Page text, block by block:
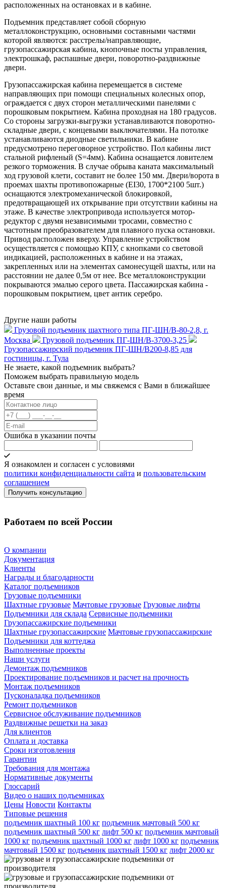
расположенных на остановках и в кабине.
Подъемник представляет собой сборную
металлоконструкцию, основными составными частями
которой являются: расстрелы/направляющие,
грузопассажирская кабина, кнопочные посты управления,
электрошкаф, распашные двери, поворотно-раздвижные
двери.
Грузопассажирская кабина перемещается в системе
направляющих при помощи специальных колесных опор,
ограждается с двух сторон металлическими панелями с
порошковым покрытием. Кабина проходная на 180 градусов.
Со стороны загрузки-выгрузки устанавливаются поворотно-
складные двери, с концевыми выключателями. На потолке
устанавливаются диодные светильники. В кабине
предусмотрено переговорное устройство. Пол кабины лист
стальной рифленый (S=4мм). Кабина оснащается ловителем
резкого торможения. В случае обрыва каната максимальный
ход грузовой клети, составит не более 150 мм. Двери/ворота в
проемах шахты противопожарные (EI30, 1700*2100 5шт.)
оснащаются электромеханической блокировкой,
предотвращающей их открывание при отсутствии кабины на
этаже. В качестве электропривода используется мотор-
редуктор с двумя независимыми тросами, совместно с
частотным преобразователем для плавного пуска остановки.
Привод расположен вверху. Управление устройством
осуществляется с помощью КПУ, с кнопками со световой
индикацией, расположенных в кабине и на этажах,
закрепленных или на элементах самонесущей шахты, или на
расстоянии не далее 0,5м от нее. Все металлоконструкции
покрываются эмалью серого цвета. Пассажирская кабина -
порошковым покрытием, цвет антик серебро.
Другие наши работы
Грузовой подъемник шахтного типа ПГ-ШН/В-80-2,8, г.
Москва
Грузовой подъемник ПГ-ШН/В-3700-3,25
Грузопассажирский подъемник ПГ-ШН/В200-8,85 для
гостиницы, г. Тула
Не знаете, какой подъемник выбрать?
Поможем выбрать правильную модель
Оставьте свои данные, и мы свяжемся с Вами в ближайшее
время
Ошибка в указании почты
Я ознакомлен и согласен с условиями
политики конфиденциальности сайта и пользовательским
соглашением
Работаем по всей России
О компании
Документация
Клиенты
Награды и благодарности
Каталог подъемников
Грузовые подъемники
Шахтные грузовые Мачтовые грузовые Грузовые лифты
Подъемники для склада Сервисные подъемники
Грузопассажирские подъемники
Шахтные грузопассажирские Мачтовые грузопассажирские
Подъемники для коттеджа
Выполненные проекты
Наши услуги
Демонтаж подъемников
Проектирование подъемников и расчет на прочность
Монтаж подъемников
Пусконаладка подъемников
Ремонт подъемников
Сервисное обслуживание подъемников
Раздвижные решетки на заказ
Для клиентов
Оплата и доставка
Сроки изготовления
Гарантии
Требования для монтажа
Нормативные документы
Глоссарий
Видео о наших подъемниках
Цены Новости Контакты
Типовые решения
подъемник шахтный 100 кг подъемник мачтовый 500 кг
подъемник шахтный 500 кг лифт 500 кг подъемник мачтовый
1000 кг подъемник шахтный 1000 кг лифт 1000 кг подъемник
мачтовый 1500 кг подъемник шахтный 1500 кг лифт 2000 кг